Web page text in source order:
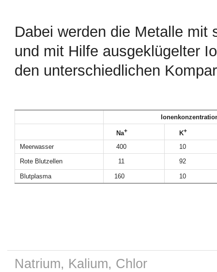
Dabei werden die Metalle mit
und mit Hilfe ausgeklügelter
den unterschiedlichen
Ionenkonzentration
Na+ K+
Meerwasser 400
10
Rote Blutzellen
11 92
Blutplasma 160 10
Natrium, Kalium, Chlor